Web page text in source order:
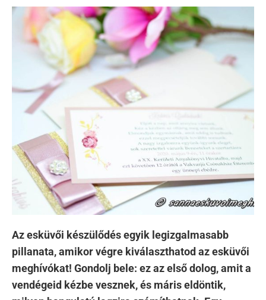
Az esküvői készülődés egyik legizgalmasabb
pillanata, amikor végre kiválaszthatod az esküvői
meghívókat! Gondolj bele: ez az első dolog, amit a
vendégeid kézbe vesznek, és máris eldöntik,